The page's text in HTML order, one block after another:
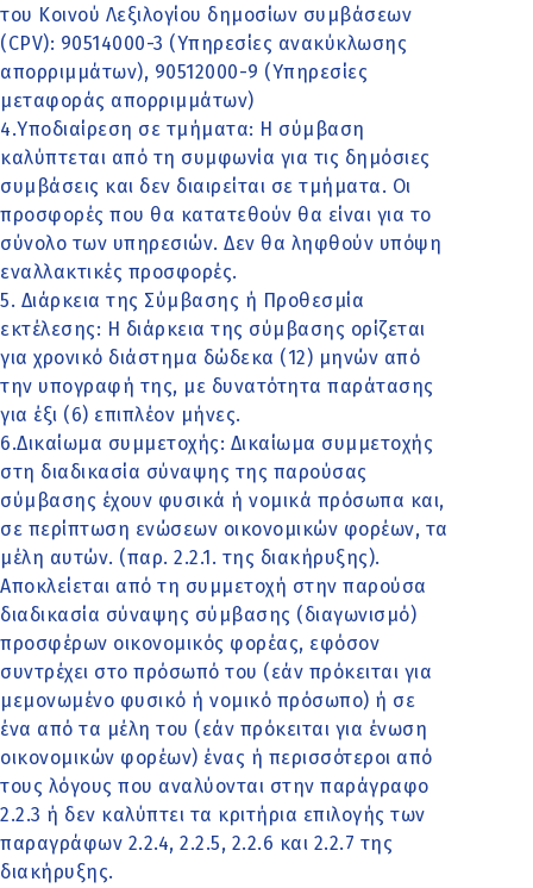
του Κοινού Λεξιλογίου δημοσίων συμβάσεων
(CPV): 90514000-3 (Υπηρεσίες ανακύκλωσης
απορριμμάτων), 90512000-9 (Υπηρεσίες
μεταφοράς απορριμμάτων)
4.Υποδιαίρεση σε τμήματα: Η σύμβαση
καλύπτεται από τη συμφωνία για τις δημόσιες
συμβάσεις και δεν διαιρείται σε τμήματα. Οι
προσφορές που θα κατατεθούν θα είναι για το
σύνολο των υπηρεσιών. Δεν θα ληφθούν υπόψη
εναλλακτικές προσφορές.
5. Διάρκεια της Σύμβασης ή Προθεσμία
εκτέλεσης: Η διάρκεια της σύμβασης ορίζεται
για χρονικό διάστημα δώδεκα (12) μηνών από
την υπογραφή της, με δυνατότητα παράτασης
για έξι (6) επιπλέον μήνες.
6.Δικαίωμα συμμετοχής: Δικαίωμα συμμετοχής
στη διαδικασία σύναψης της παρούσας
σύμβασης έχουν φυσικά ή νομικά πρόσωπα και,
σε περίπτωση ενώσεων οικονομικών φορέων, τα
μέλη αυτών. (παρ. 2.2.1. της διακήρυξης).
Αποκλείεται από τη συμμετοχή στην παρούσα
διαδικασία σύναψης σύμβασης (διαγωνισμό)
προσφέρων οικονομικός φορέας, εφόσον
συντρέχει στο πρόσωπό του (εάν πρόκειται για
μεμονωμένο φυσικό ή νομικό πρόσωπο) ή σε
ένα από τα μέλη του (εάν πρόκειται για ένωση
οικονομικών φορέων) ένας ή περισσότεροι από
τους λόγους που αναλύονται στην παράγραφο
2.2.3 ή δεν καλύπτει τα κριτήρια επιλογής των
παραγράφων 2.2.4, 2.2.5, 2.2.6 και 2.2.7 της
διακήρυξης.